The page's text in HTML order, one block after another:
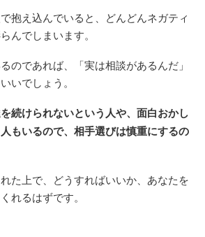
抱え込んでいると、どんどんネガティ
んでしまいます。
のであれば、「実は相談があるんだ」
いでしょう。
続けられないという人や、面白おかし
もいるので、相手選びは慎重にするの
た上で、どうすればいいか、あなたを
れるはずです。